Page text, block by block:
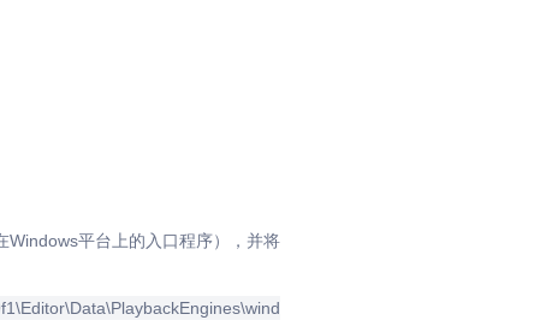
Windows平台上的入口程序），并将